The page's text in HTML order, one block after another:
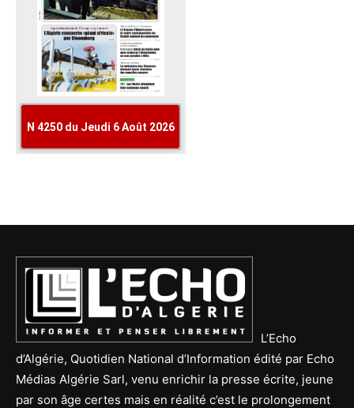
L’Echo
d’Algérie, Quotidien National d’Information édité par Echo
Médias Algérie Sarl, venu enrichir la presse écrite, jeune
par son âge certes mais en réalité c’est le prolongement